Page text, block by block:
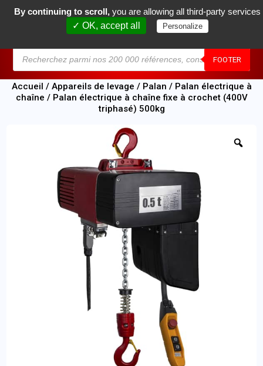
FOOTER
0
Accueil / Appareils de levage / Palan / Palan électrique à
chaîne / Palan électrique à chaîne fixe à crochet (400V
triphasé) 500kg
By continuing to scroll, you are allowing all third-party services
✓ OK, accept all
Personalize